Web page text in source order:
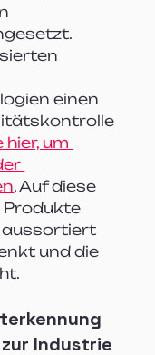
einen
hier, um
. Auf diese
Produkte
und die
Industrie